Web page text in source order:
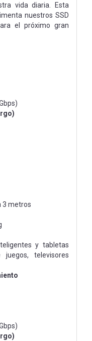
vida diaria. Esta
nuestros SSD
el próximo gran
3 metros
y tabletas
televisores